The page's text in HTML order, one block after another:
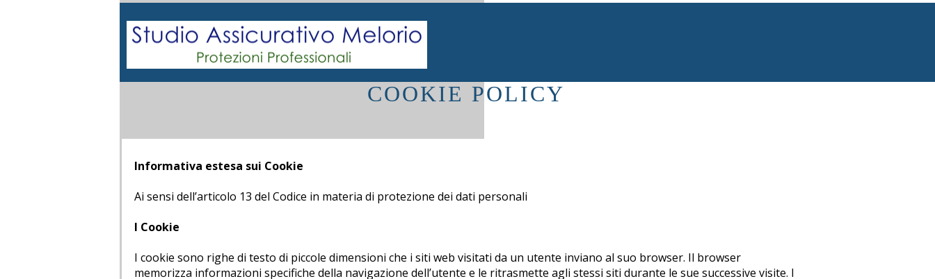
COOKIE POLICY
Informativa estesa sui Cookie
Ai sensi dell’articolo 13 del Codice in materia di protezione dei dati personali
I Cookie
I cookie sono righe di testo di piccole dimensioni che i siti web visitati da un utente inviano al suo browser. Il browser
memorizza informazioni specifiche della navigazione dell’utente e le ritrasmette agli stessi siti durante le sue successive visite. I